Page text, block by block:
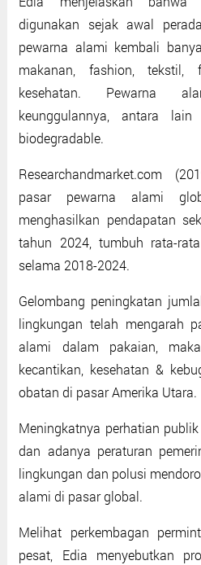
digunakan sejak awal
pewarna alami kembali
makanan, fashion, tekstil,
kesehatan. Pewarna
keunggulannya, antara
biodegradable.
Researchandmarket.com
pasar pewarna alami
menghasilkan pendapatan
tahun 2024, tumbuh rata-
selama 2018-2024.
Gelombang peningkatan
lingkungan telah mengarah
alami dalam pakaian,
kecantikan, kesehatan &
obatan di pasar Amerika Utara.
Meningkatnya perhatian
dan adanya peraturan
lingkungan dan polusi
alami di pasar global.
Melihat perkembagan
pesat, Edia menyebutkan